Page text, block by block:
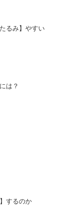
るみ】やすい
は？
するのか